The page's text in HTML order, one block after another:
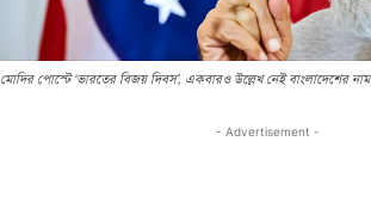
মোদির পোস্টে ‘ভারতের বিজয় দিবস’, একবারও উল্লেখ নেই বাংলাদেশের নাম
- Advertisement -